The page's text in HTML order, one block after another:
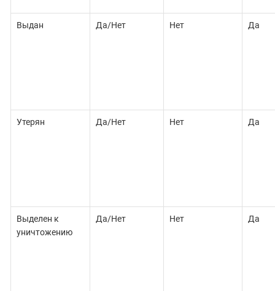
Выдан Да/Нет Нет Да
Утерян Да/Нет Нет Да
Выделен к
уничтожению
Да/Нет Нет Да